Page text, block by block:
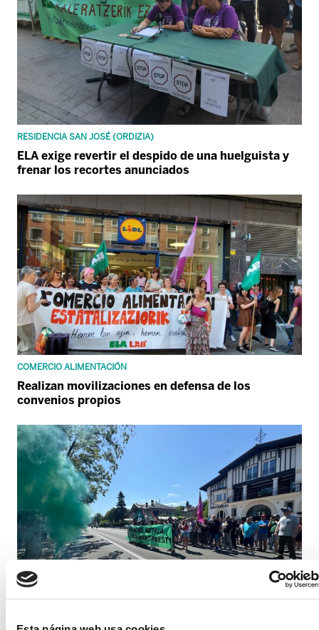
RESIDENCIA SAN JOSÉ (ORDIZIA)
ELA exige revertir el despido de una huelguista y
frenar los recortes anunciados
COMERCIO ALIMENTACIÓN
Realizan movilizaciones en defensa de los
convenios propios